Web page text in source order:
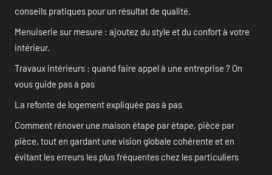
conseils pratiques pour un résultat de qualité.
Menuiserie sur mesure : ajoutez du style et du confort à votre
intérieur.
Travaux intérieurs : quand faire appel à une entreprise ? On
vous guide pas à pas
La refonte de logement expliquée pas à pas
Comment rénover une maison étape par étape, pièce par
pièce, tout en gardant une vision globale cohérente et en
évitant les erreurs les plus fréquentes chez les particuliers